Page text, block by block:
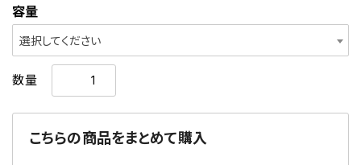
容量
選択してください
数量
こちらの商品をまとめて購入